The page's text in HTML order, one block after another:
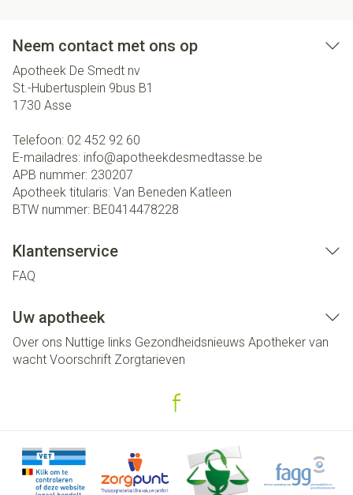
Neem contact met ons op
Apotheek De Smedt nv
St.-Hubertusplein 9bus B1
1730 Asse
Telefoon: 02 452 92 60
E-mailadres: info@apotheekdesmedtasse.be
APB nummer: 230207
Apotheek titularis: Van Beneden Katleen
BTW nummer: BE0414478228
Klantenservice
FAQ
Uw apotheek
Over ons Nuttige links Gezondheidsnieuws Apotheker van
wacht Voorschrift Zorgtarieven